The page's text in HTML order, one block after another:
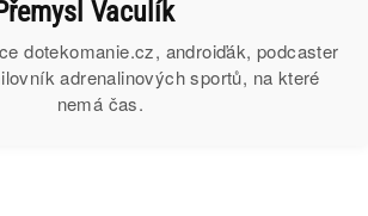
Přemysl Vaculík
dotekomanie.cz, androiďák, podcaster
adrenalinových sportů, na které
nemá čas.